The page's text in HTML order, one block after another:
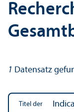
1 Datensatz
Titel der